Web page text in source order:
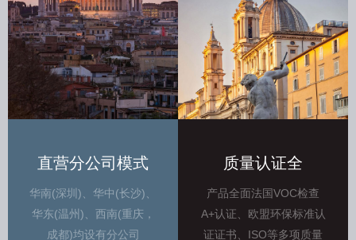
直营分公司模式
华南(深圳)、华中(长沙)、
华东(温州)、西南(重庆，
成都)均设有分公司
质量认证全
产品全面法国VOC检查
A+认证、欧盟环保标准认
证证书、ISO等多项质量